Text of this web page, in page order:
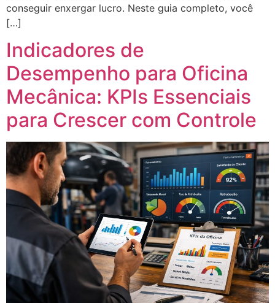
conseguir enxergar lucro. Neste guia completo, você
[…]
Indicadores de
Desempenho para Oficina
Mecânica: KPIs Essenciais
para Crescer com Controle